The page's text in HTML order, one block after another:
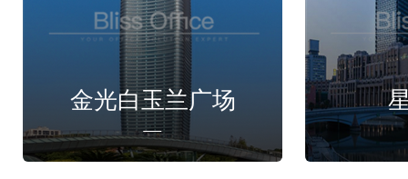
金光白玉兰广场